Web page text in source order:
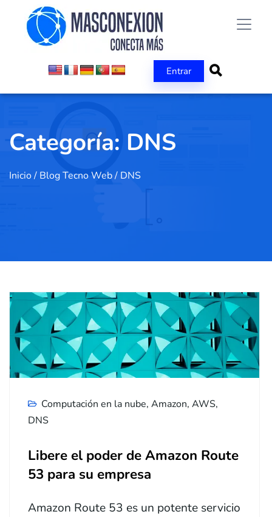
Entrar
Categoría: DNS
Inicio/ Blog Tecno Web/ DNS
Computación en la nube, Amazon, AWS,
DNS
Libere el poder de Amazon Route
53 para su empresa
Amazon Route 53 es un potente servicio